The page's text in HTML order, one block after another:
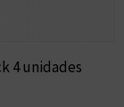
4 unidades